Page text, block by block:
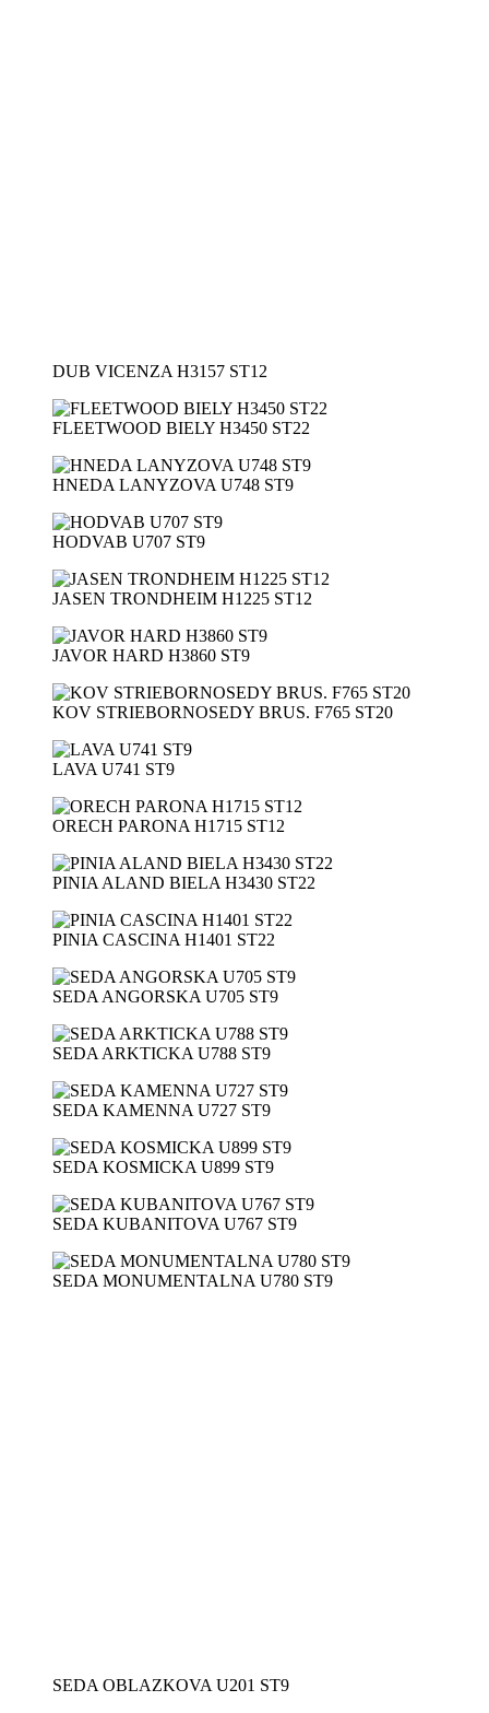
DUB VICENZA H3157 ST12
FLEETWOOD BIELY H3450 ST22
HNEDA LANYZOVA U748 ST9
HODVAB U707 ST9
JASEN TRONDHEIM H1225 ST12
JAVOR HARD H3860 ST9
KOV STRIEBORNOSEDY BRUS. F765 ST20
LAVA U741 ST9
ORECH PARONA H1715 ST12
PINIA ALAND BIELA H3430 ST22
PINIA CASCINA H1401 ST22
SEDA ANGORSKA U705 ST9
SEDA ARKTICKA U788 ST9
SEDA KAMENNA U727 ST9
SEDA KOSMICKA U899 ST9
SEDA KUBANITOVA U767 ST9
SEDA MONUMENTALNA U780 ST9
SEDA OBLAZKOVA U201 ST9